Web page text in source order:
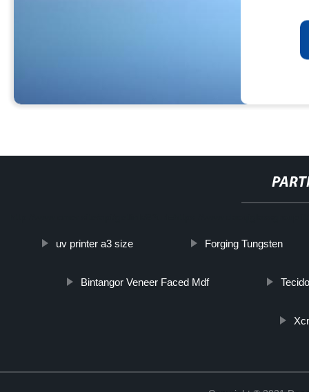
uv printer a3 size Forging Tungsten
Bintangor Veneer Faced Mdf